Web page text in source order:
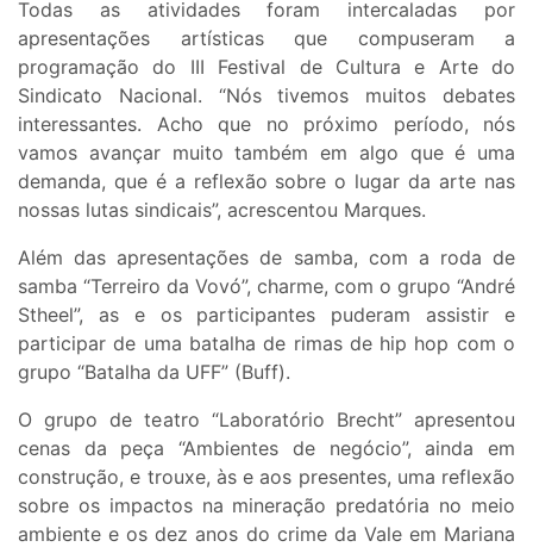
Todas as atividades foram intercaladas por
apresentações artísticas que compuseram a
programação do III Festival de Cultura e Arte do
Sindicato Nacional. “Nós tivemos muitos debates
interessantes. Acho que no próximo período, nós
vamos avançar muito também em algo que é uma
demanda, que é a reflexão sobre o lugar da arte nas
nossas lutas sindicais”, acrescentou Marques.
Além das apresentações de samba, com a roda de
samba “Terreiro da Vovó”, charme, com o grupo “André
Stheel”, as e os participantes puderam assistir e
participar de uma batalha de rimas de hip hop com o
grupo “Batalha da UFF” (Buff).
O grupo de teatro “Laboratório Brecht” apresentou
cenas da peça “Ambientes de negócio”, ainda em
construção, e trouxe, às e aos presentes, uma reflexão
sobre os impactos na mineração predatória no meio
ambiente e os dez anos do crime da Vale em Mariana